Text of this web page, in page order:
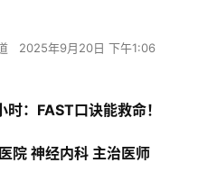
2025年9月20日 下午1:06
：FAST口诀能救命！
院 神经内科 主治医师